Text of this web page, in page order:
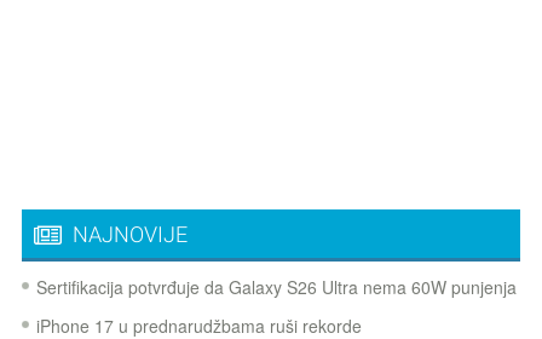
NAJNOVIJE
Sertifikacija potvrđuje da Galaxy S26 Ultra nema 60W punjenja
iPhone 17 u prednarudžbama ruši rekorde